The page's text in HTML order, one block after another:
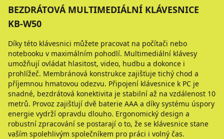
BEZDRÁTOVÁ MULTIMEDIÁLNÍ KLÁVESNICE
KB-W50
Díky této klávesnici můžete pracovat na počítači nebo
notebooku v maximálním pohodlí. Multimediální klávesy
umožňují ovládat hlasitost, video, hudbu a dokonce i
prohlížeč. Membránová konstrukce zajišťuje tichý chod a
příjemnou hmatovou odezvu. Připojení klávesnice k PC je
snadné, bezdrátová konektivita je stabilní až na vzdálenost 10
metrů. Provoz zajišťují dvě baterie AAA a díky systému úspory
energie vydrží opravdu dlouho. Ergonomický design a
robustní zpracování se postarají o to, že se klávesnice stane
vaším spolehlivým společníkem pro práci i volný čas.